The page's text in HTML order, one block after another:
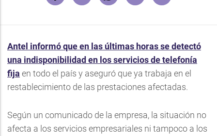
Antel informó que en las últimas horas se detectó
una indisponibilidad en los servicios de telefonía
fija en todo el país y aseguró que ya trabaja en el
restablecimiento de las prestaciones afectadas.
Según un comunicado de la empresa, la situación no
afecta a los servicios empresariales ni tampoco a los